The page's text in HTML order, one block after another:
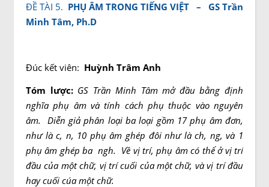
ĐỀ TÀI 5. PHỤ ÂM TRONG TIẾNG VIỆT – GS Trần
Minh Tâm, Ph.D
Đúc kết viên: Huỳnh Trâm Anh
Tóm lược: GS Trần Minh Tâm mở đầu bằng định
nghĩa phụ âm và tính cách phụ thuộc vào nguyên
âm. Diễn giả phân loại ba loại gồm 17 phụ âm đơn,
như là c, n, 10 phụ âm ghép đôi như là ch, ng, và 1
phụ âm ghép ba ngh. Về vị trí, phụ âm có thể ở vị trí
đầu của một chữ, vị trí cuối của một chữ, và vị trí đầu
hay cuối cúa một chữ.